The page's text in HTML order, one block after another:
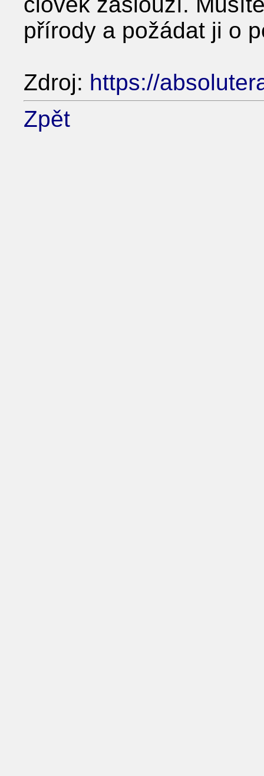
přírody a požádat ji o
Zdroj: https://
Zpět